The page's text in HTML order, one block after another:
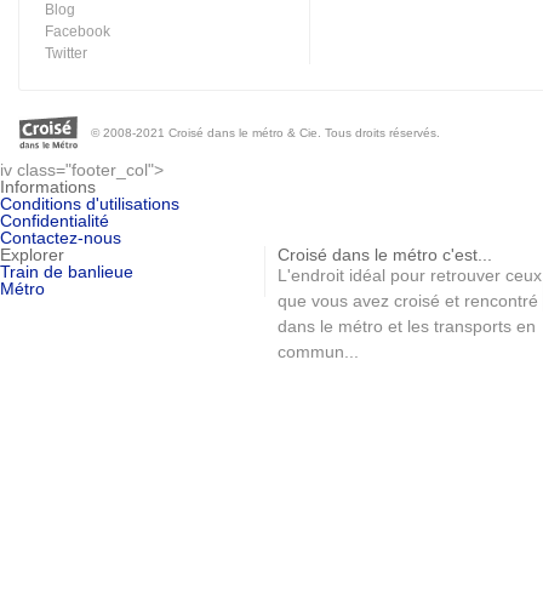
Blog
Facebook
Twitter
© 2008-2021 Croisé dans le métro & Cie. Tous droits réservés.
iv class="footer_col">
Informations
Conditions d'utilisations
Confidentialité
Contactez-nous
Explorer
Train de banlieue
Métro
Croisé dans le métro c'est...
L'endroit idéal pour retrouver ceux
que vous avez croisé et rencontré
dans le métro et les transports en
commun...